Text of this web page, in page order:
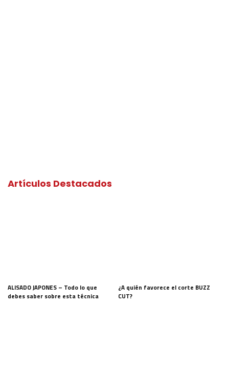
Artículos Destacados
ALISADO JAPONES – Todo lo que
debes saber sobre esta técnica
¿A quién favorece el corte BUZZ
CUT?